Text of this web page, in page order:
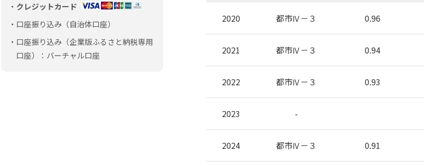
クレジットカード
口座振り込み（自治体口座）
口座振り込み（企業版ふるさと納税専用
口座）：バーチャル口座
2020 都市Ⅳ－３ 0.96
2021 都市Ⅳ－３ 0.94
2022 都市Ⅳ－３ 0.93
2023 -
2024 都市Ⅳ－３ 0.91